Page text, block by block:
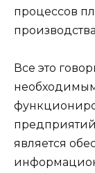
процессов
Все это
является